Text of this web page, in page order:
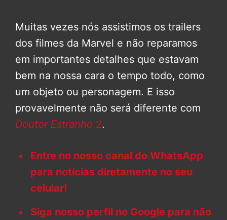
Muitas vezes nós assistimos os trailers
dos filmes da Marvel e não reparamos
em importantes detalhes que estavam
bem na nossa cara o tempo todo, como
um objeto ou personagem. E isso
provavelmente não será diferente com
Doutor Estranho 2.
Entre no nosso canal do WhatsApp
para notícias diretamente no seu
celular!
Siga nosso perfil no Google para não